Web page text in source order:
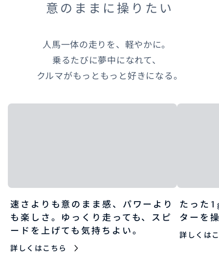
意のままに操りたい
人馬一体の走りを、軽やかに。
乗るたびに夢中になれて、
クルマがもっともっと好きになる。
速さよりも意のまま感、パワーより
も楽しさ。ゆっくり走っても、スピ
ードを上げても気持ちよい。
詳しくはこちら
たった
ターを
詳しくは